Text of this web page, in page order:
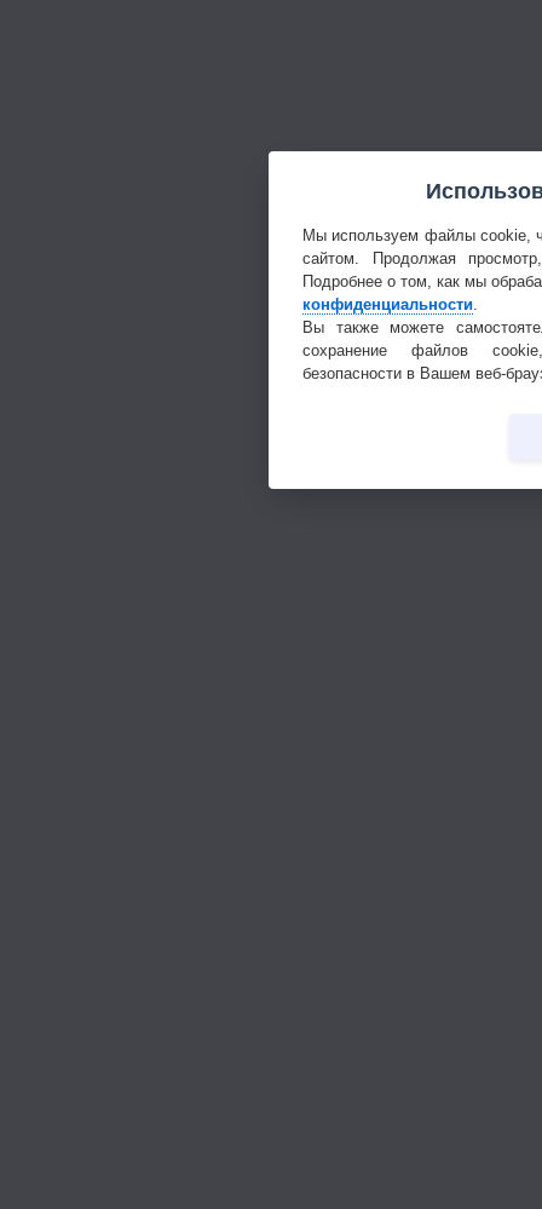
Мы используем файлы cookie,
сайтом. Продолжая
Подробнее о том, как мы
конфиденциальности.
Вы также можете
сохранение файлов
безопасности в Вашем веб-